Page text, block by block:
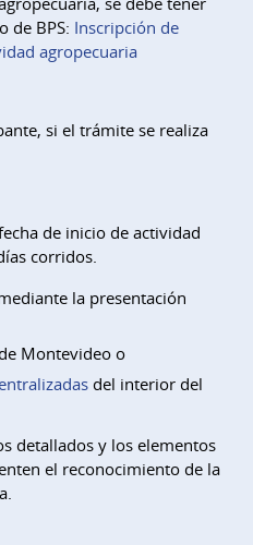
de BPS: Inscripción de
agropecuaria
si el trámite se realiza
de inicio de actividad
corridos.
la presentación
Montevideo o
del interior del
detallados y los elementos
el reconocimiento de la